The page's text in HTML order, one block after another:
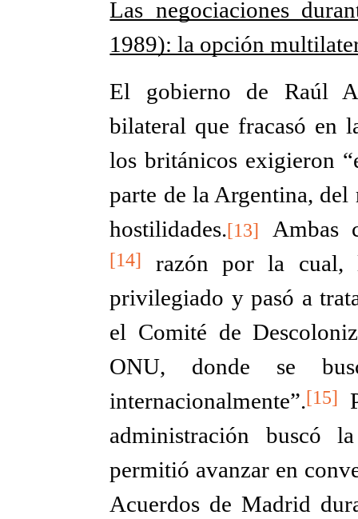
Las negociaciones
1989): la opción
El gobierno de Raúl
bilateral que fracasó en
los británicos exigieron
parte de la Argentina, del
hostilidades.[13] Ambas
[14]
razón por la cual,
privilegiado y pasó a
el Comité de
ONU, donde se
internacionalmente”.[15]
administración buscó
permitió avanzar en
Acuerdos de Madrid